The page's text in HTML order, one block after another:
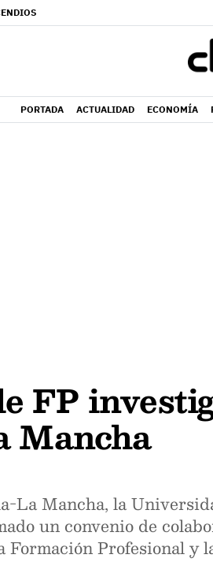
PORTADA ACTUALIDAD ECONOMÍA
FP
Mancha
La Mancha, la
un convenio de
Formación Profesional y